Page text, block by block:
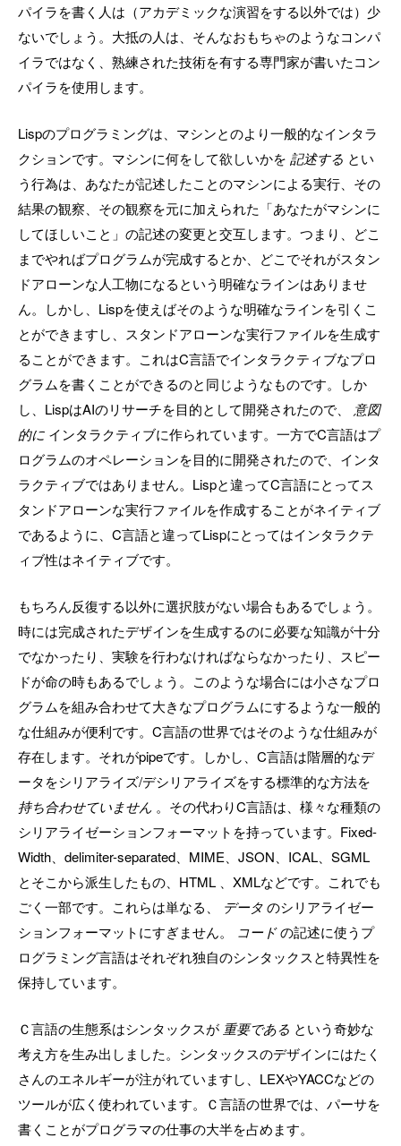
パイラを書く人は（アカデミックな演習をする以外では）少
ないでしょう。大抵の人は、そんなおもちゃのようなコンパ
イラではなく、熟練された技術を有する専門家が書いたコン
パイラを使用します。
Lispのプログラミングは、マシンとのより一般的なインタラ
クションです。マシンに何をして欲しいかを 記述する とい
う行為は、あなたが記述したことのマシンによる実行、その
結果の観察、その観察を元に加えられた「あなたがマシンに
してほしいこと」の記述の変更と交互します。つまり、どこ
までやればプログラムが完成するとか、どこでそれがスタン
ドアローンな人工物になるという明確なラインはありませ
ん。しかし、Lispを使えばそのような明確なラインを引くこ
とができますし、スタンドアローンな実行ファイルを生成す
ることができます。これはC言語でインタラクティブなプロ
グラムを書くことができるのと同じようなものです。しか
し、LispはAIのリサーチを目的として開発されたので、 意図
的に インタラクティブに作られています。一方でC言語はプ
ログラムのオペレーションを目的に開発されたので、インタ
ラクティブではありません。Lispと違ってC言語にとってス
タンドアローンな実行ファイルを作成することがネイティブ
であるように、C言語と違ってLispにとってはインタラクテ
ィブ性はネイティブです。
もちろん反復する以外に選択肢がない場合もあるでしょう。
時には完成されたデザインを生成するのに必要な知識が十分
でなかったり、実験を行わなければならなかったり、スピー
ドが命の時もあるでしょう。このような場合には小さなプロ
グラムを組み合わせて大きなプログラムにするような一般的
な仕組みが便利です。C言語の世界ではそのような仕組みが
存在します。それがpipeです。しかし、C言語は階層的なデ
ータをシリアライズ/デシリアライズをする標準的な方法を
持ち合わせていません 。その代わりC言語は、様々な種類の
シリアライゼーションフォーマットを持っています。Fixed-
Width、delimiter-separated、MIME、JSON、ICAL、SGML
とそこから派生したもの、HTML 、XMLなどです。これでも
ごく一部です。これらは単なる、 データのシリアライゼー
ションフォーマットにすぎません。 コードの記述に使うプ
ログラミング言語はそれぞれ独自のシンタックスと特異性を
保持しています。
Ｃ言語の生態系はシンタックスが 重要である という奇妙な
考え方を生み出しました。シンタックスのデザインにはたく
さんのエネルギーが注がれていますし、LEXやYACCなどの
ツールが広く使われています。Ｃ言語の世界では、パーサを
書くことがプログラマの仕事の大半を占めます。